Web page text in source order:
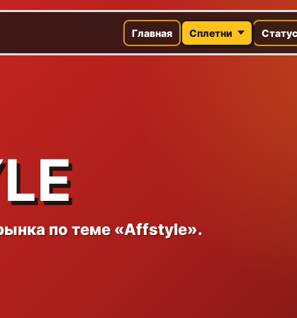
Главная Сплетни
по теме «Affstyle».